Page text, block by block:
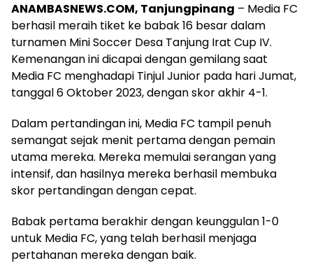
ANAMBASNEWS.COM, Tanjungpinang – Media FC
berhasil meraih tiket ke babak 16 besar dalam
turnamen Mini Soccer Desa Tanjung Irat Cup IV.
Kemenangan ini dicapai dengan gemilang saat
Media FC menghadapi Tinjul Junior pada hari Jumat,
tanggal 6 Oktober 2023, dengan skor akhir 4-1.
Dalam pertandingan ini, Media FC tampil penuh
semangat sejak menit pertama dengan pemain
utama mereka. Mereka memulai serangan yang
intensif, dan hasilnya mereka berhasil membuka
skor pertandingan dengan cepat.
Babak pertama berakhir dengan keunggulan 1-0
untuk Media FC, yang telah berhasil menjaga
pertahanan mereka dengan baik.